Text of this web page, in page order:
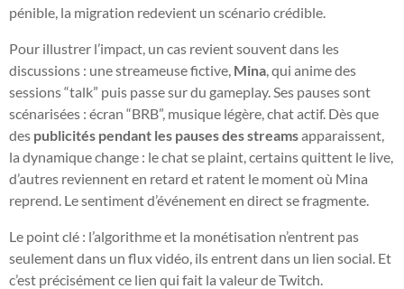
pénible, la migration redevient un scénario crédible.
Pour illustrer l’impact, un cas revient souvent dans les
discussions : une streameuse fictive, Mina , qui anime des
sessions “talk” puis passe sur du gameplay. Ses pauses sont
scénarisées : écran “BRB”, musique légère, chat actif. Dès que
des publicités pendant les pauses des streamsapparaissent,
la dynamique change : le chat se plaint, certains quittent le live,
d’autres reviennent en retard et ratent le moment où Mina
reprend. Le sentiment d’événement en direct se fragmente.
Le point clé : l’algorithme et la monétisation n’entrent pas
seulement dans un flux vidéo, ils entrent dans un lien social. Et
c’est précisément ce lien qui fait la valeur de Twitch.